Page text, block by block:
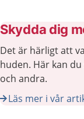
Skydda dig
Det är härligt att
huden. Här kan
och andra.
Läs mer i vår